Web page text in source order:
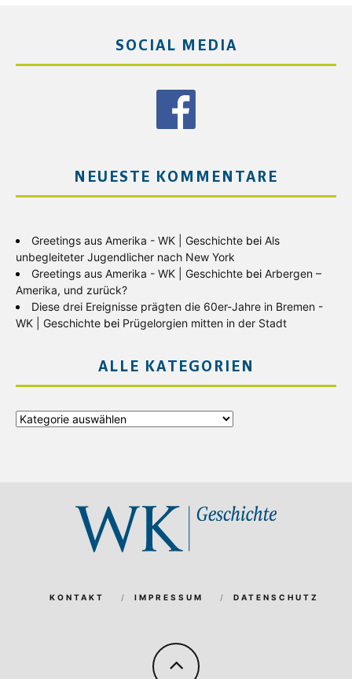
SOCIAL MEDIA
NEUESTE KOMMENTARE
Greetings aus Amerika - WK | Geschichte bei Als
unbegleiteter Jugendlicher nach New York
Greetings aus Amerika - WK | Geschichte bei Arbergen –
Amerika, und zurück?
Diese drei Ereignisse prägten die 60er-Jahre in Bremen -
WK | Geschichte bei Prügelorgien mitten in der Stadt
ALLE KATEGORIEN
Alle
KONTAKT IMPRESSUM DATENSCHUTZ